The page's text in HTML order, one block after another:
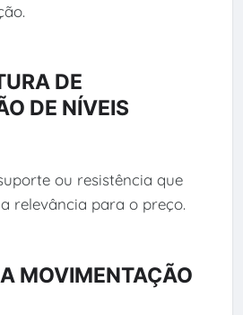
DE
DE NÍVEIS
ou resistência que
relevância para o preço.
MOVIMENTAÇÃO